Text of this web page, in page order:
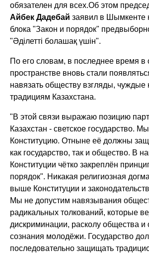
обязателен для всех.Об этом
Айбек Дадебай заявил в Шымкенте
блока "Закон и порядок"
"Әділетті болашақ үшін".
По его словам, в последнее время
пространстве вновь стали
навязать обществу взгляды, чуждые
традициям Казахстана.
"В этой связи выражаю позицию
Казахстан - светское государство.
Конституцию. Отныне её должны
как государство, так и общество. В
Конституции чётко закреплён
порядок". Никакая религиозная
выше Конституции и
Мы не допустим навязывания
радикальных толкований, которые
дискриминации, расколу общества и
сознания молодёжи. Государство
последовательно защищать